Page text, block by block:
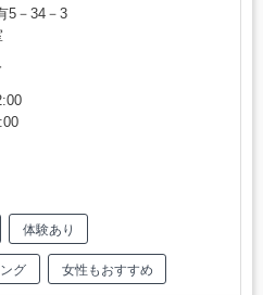
5－34－3
体験あり
グ 女性もおすすめ